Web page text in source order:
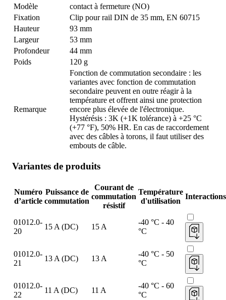
Modèle
contact à fermeture (NO)
Fixation
Clip pour rail DIN de 35 mm, EN 60715
Hauteur
93 mm
Largeur
53 mm
Profondeur
44 mm
Poids
120 g
Remarque
Fonction de commutation secondaire : les
variantes avec fonction de commutation
secondaire peuvent en outre réagir à la
température et offrent ainsi une protection
encore plus élevée de l'électronique.
Hystérésis : 3K (+1K tolérance) à +25 °C
(+77 °F), 50% HR. En cas de raccordement
avec des câbles à torons, il faut utiliser des
embouts de câble.
Variantes de produits
Numéro
d’article
Puissance de
commutation
Courant de
commutation
résistif
Température
d'utilisation
Interactions
01012.0-
20
15 A (DC) 15 A
-40 °C - 40
°C
01012.0-
21
13 A (DC) 13 A
-40 °C - 50
°C
01012.0-
22
11 A (DC) 11 A
-40 °C - 60
°C